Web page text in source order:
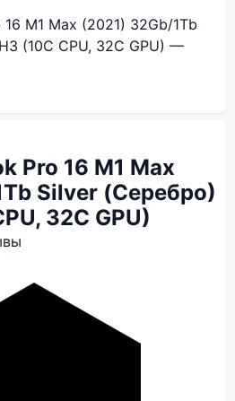
Pro 16 M1 Max
Silver (Серебро)
32C GPU)